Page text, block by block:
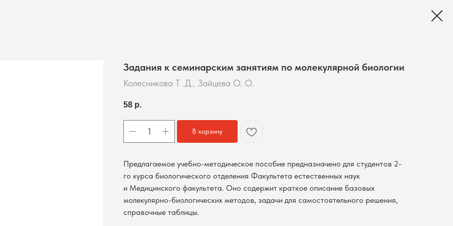
Задания к семинарским занятиям по молекулярной биологии
Колесникова Т .Д., Зайцева О. О.
58 р.
В корзину
Предлагаемое учебно-методическое пособие предназначено для студентов 2-
го курса биологического отделения Факультета естественных наук
и Медицинского факультета. Оно содержит краткое описание базовых
молекулярно-биологических методов, задачи для самостоятельного решения,
справочные таблицы.